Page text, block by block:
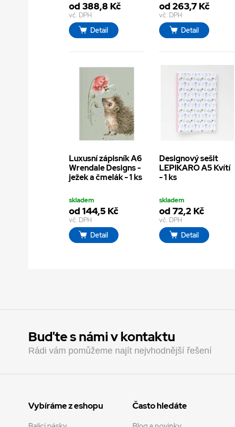
od 388,8 Kč
vč. DPH
Detail
od 263,7 Kč
vč. DPH
Detail
Luxusní zápisník A6
Wrendale Designs -
ježek a čmelák - 1 ks
skladem
od 144,5 Kč
vč. DPH
Detail
Designový sešit
LEPIKARO A5 Kvítí
- 1 ks
skladem
od 72,2 Kč
vč. DPH
Detail
Buďte s námi v kontaktu
Rádi vám pomůžeme najít nejvhodnější řešení
Vybíráme z eshopu Často hledáte